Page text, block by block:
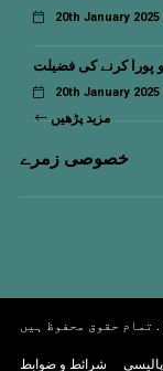
20th January 2025
کرنے کی فضیلت
20th January 2025
مزید پڑھیں
خصوصی زمرے
شرائط و ضوابط